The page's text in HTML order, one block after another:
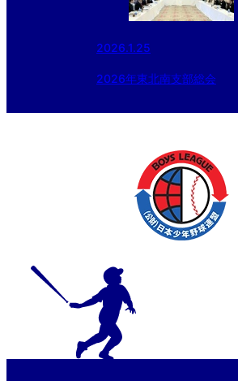
2026.1.25
2026年東北南支部総会